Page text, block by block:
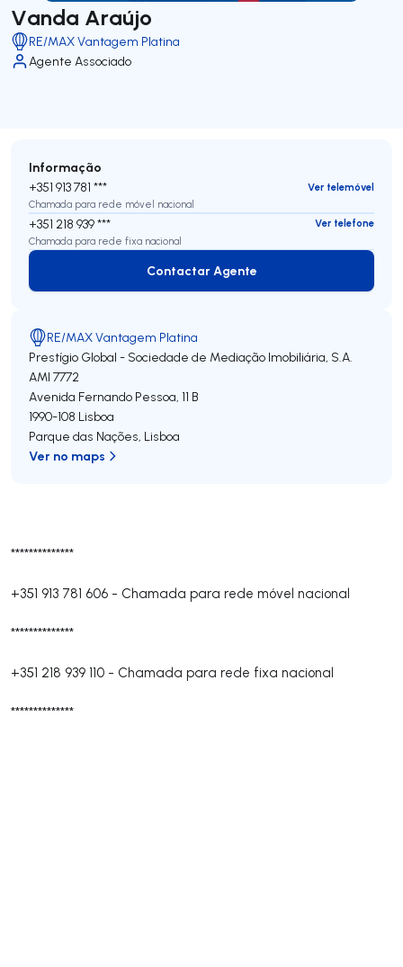
Vanda Araújo
RE/MAX Vantagem Platina
Agente Associado
**************
+351 913 781 606 - Chamada para rede móvel nacional
**************
+351 218 939 110 - Chamada para rede fixa nacional
**************
Informação
+351 913 781 ***
Ver telemóvel
Chamada para rede móvel nacional
+351 218 939 ***
Ver telefone
Chamada para rede fixa nacional
Contactar Agente
Contactar Agente
RE/MAX Vantagem Platina
Prestígio Global - Sociedade de Mediação Imobiliária, S.A.
AMI 7772
Avenida Fernando Pessoa, 11 B
1990-108 Lisboa
Parque das Nações, Lisboa
Ver no maps